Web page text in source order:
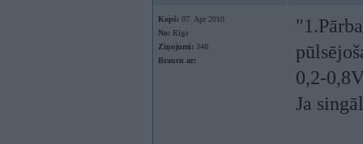
Kopš: 07. Apr 2010
No: Rīga
Ziņojumi: 348
Braucu ar:
0,2-
Ja